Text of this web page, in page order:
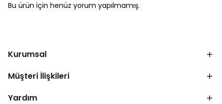
Bu ürün için henüz yorum yapılmamış.
Kurumsal
Müşteri İlişkileri
Yardım